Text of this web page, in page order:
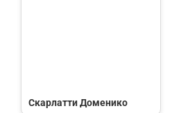
Скарлатти Доменико